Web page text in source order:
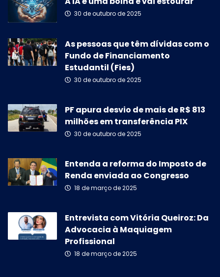
30 de outubro de 2025
As pessoas que têm dívidas com o
Fundo de Financiamento
Estudantil (Fies)
30 de outubro de 2025
PF apura desvio de mais de R$ 813
milhões em transferência PIX
30 de outubro de 2025
Entenda a reforma do Imposto de
Renda enviada ao Congresso
18 de março de 2025
Entrevista com Vitória Queiroz: Da
Advocacia à Maquiagem
Profissional
18 de março de 2025